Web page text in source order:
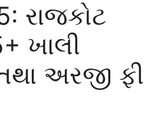
રાજકોટ
ખાલી
અરજી ફી